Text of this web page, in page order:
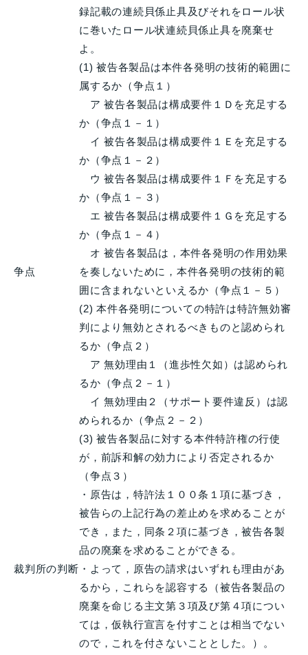
録記載の連続貝係止具及びそれをロール状
に巻いたロール状連続貝係止具を廃棄せ
よ。
争点
(1) 被告各製品は本件各発明の技術的範囲に
属するか（争点１）
ア 被告各製品は構成要件１Ｄを充足する
か（争点１－１）
イ 被告各製品は構成要件１Ｅを充足する
か（争点１－２）
ウ 被告各製品は構成要件１Ｆを充足する
か（争点１－３）
エ 被告各製品は構成要件１Ｇを充足する
か（争点１－４）
オ 被告各製品は，本件各発明の作用効果
を奏しないために，本件各発明の技術的範
囲に含まれないといえるか（争点１－５）
(2) 本件各発明についての特許は特許無効審
判により無効とされるべきものと認められ
るか（争点２）
ア 無効理由１（進歩性欠如）は認められ
るか（争点２－１）
イ 無効理由２（サポート要件違反）は認
められるか（争点２－２）
(3) 被告各製品に対する本件特許権の行使
が，前訴和解の効力により否定されるか
（争点３）
裁判所の判断
・原告は，特許法１００条１項に基づき，
被告らの上記行為の差止めを求めることが
でき，また，同条２項に基づき，被告各製
品の廃棄を求めることができる。
・よって，原告の請求はいずれも理由があ
るから，これらを認容する（被告各製品の
廃棄を命じる主文第３項及び第４項につい
ては，仮執行宣言を付すことは相当でない
ので，これを付さないこととした。）。